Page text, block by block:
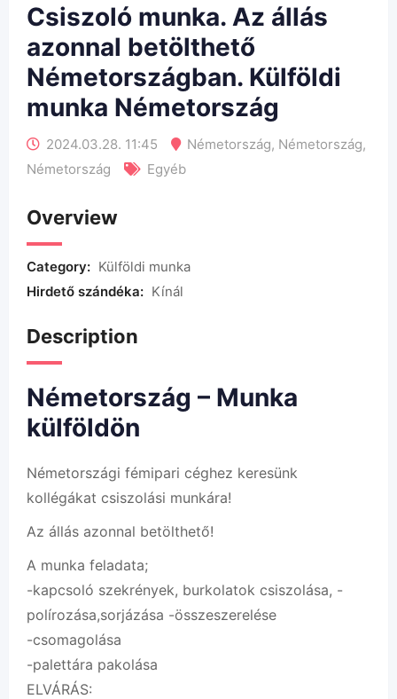
Csiszoló munka. Az állás
azonnal betölthető
Németországban. Külföldi
munka Németország
2024.03.28. 11:45 Németország, Németország,
Németország
Egyéb
Overview
Category: Külföldi munka
Hirdető szándéka: Kínál
Description
Németország – Munka
külföldön
Németországi fémipari céghez keresünk
kollégákat csiszolási munkára!
Az állás azonnal betölthető!
A munka feladata;
-kapcsoló szekrények, burkolatok csiszolása, -
polírozása,sorjázása -összeszerelése
-csomagolása
-palettára pakolása
ELVÁRÁS: